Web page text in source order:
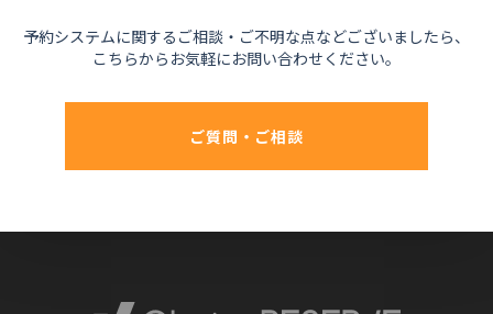
予約システムに関するご相談・ご不明な点などございましたら、
こちらからお気軽にお問い合わせください。
ご質問・ご相談